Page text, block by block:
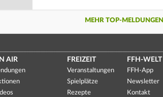
MEHR TOP-MELDUNGEN
AIR FREIZEIT
Veranstaltungen
Spielplätze
Rezepte
FFH-WELT
FFH-App
Newsletter
Kontakt